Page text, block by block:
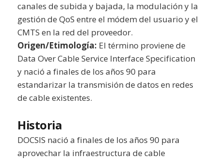
canales de subida y bajada, la modulación y la
gestión de QoS entre el módem del usuario y el
CMTS en la red del proveedor.
Origen/Etimología: El término proviene de
Data Over Cable Service Interface Specification
y nació a finales de los años 90 para
estandarizar la transmisión de datos en redes
de cable existentes.
Historia
DOCSIS nació a finales de los años 90 para
aprovechar la infraestructura de cable